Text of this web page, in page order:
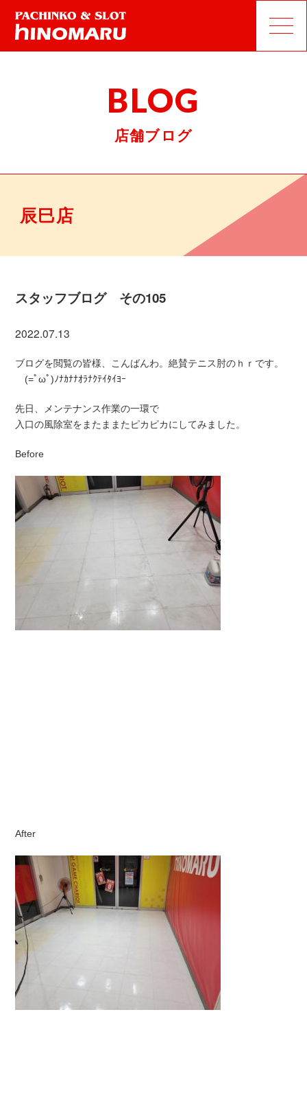
BLOG
店舗ブログ
辰巳店
スタッフブログ その105
2022.07.13
ブログを閲覧の皆様、こんばんわ。絶賛テニス肘のｈｒです。
(=ﾟωﾟ)ﾉﾅｶﾅﾅｵﾗﾅｸﾃｲﾀｲﾖｰ
先日、メンテナンス作業の一環で
入口の風除室をまたままたピカピカにしてみました。
Before
After